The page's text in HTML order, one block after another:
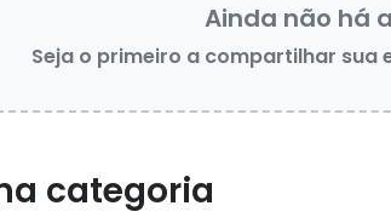
Ainda não há
Seja o primeiro a compartilhar
categoria